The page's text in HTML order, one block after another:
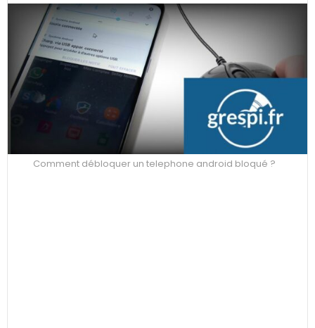
Comment débloquer un telephone android bloqué ?